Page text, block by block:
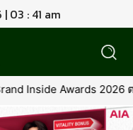
03 : 41 am
อกย้ำความมุ่งมั่นในการเ